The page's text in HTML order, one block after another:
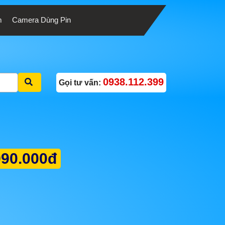
Camera Dùng Pin
Gọi tư vấn: 0938.112.399